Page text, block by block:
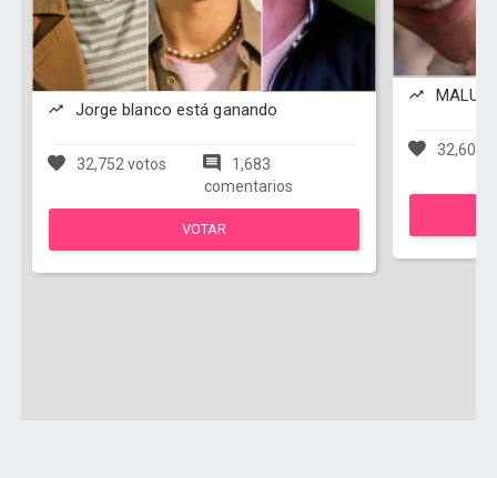
Jorge blanco está ganando
32,752 votos
1,683
comentarios
VOTAR
32,608